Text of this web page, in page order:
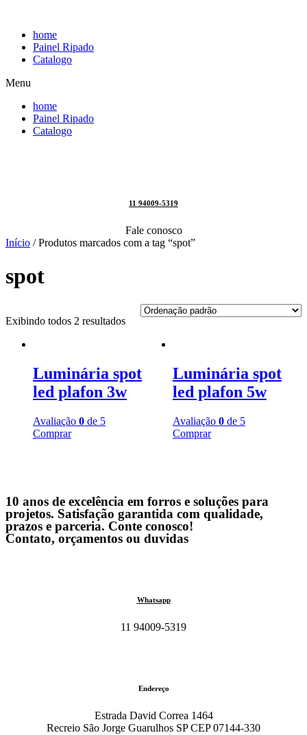
conteúdo
home
Painel Ripado
Catalogo
Menu
home
Painel Ripado
Catalogo
11 94009-5319
Fale conosco
Início / Produtos marcados com a tag “spot”
spot
Exibindo todos 2 resultados
Luminária spot
led plafon 3w
Avaliação 0 de 5
Comprar
Luminária spot
led plafon 5w
Avaliação 0de 5
Comprar
10 anos de excelência em forros e soluções para
projetos. Satisfação garantida com qualidade,
prazos e parceria. Conte conosco!
Contato, orçamentos ou duvidas
Whatsapp
11 94009-5319
Endereço
Estrada David Correa 1464
Recreio São Jorge Guarulhos SP CEP 07144-330